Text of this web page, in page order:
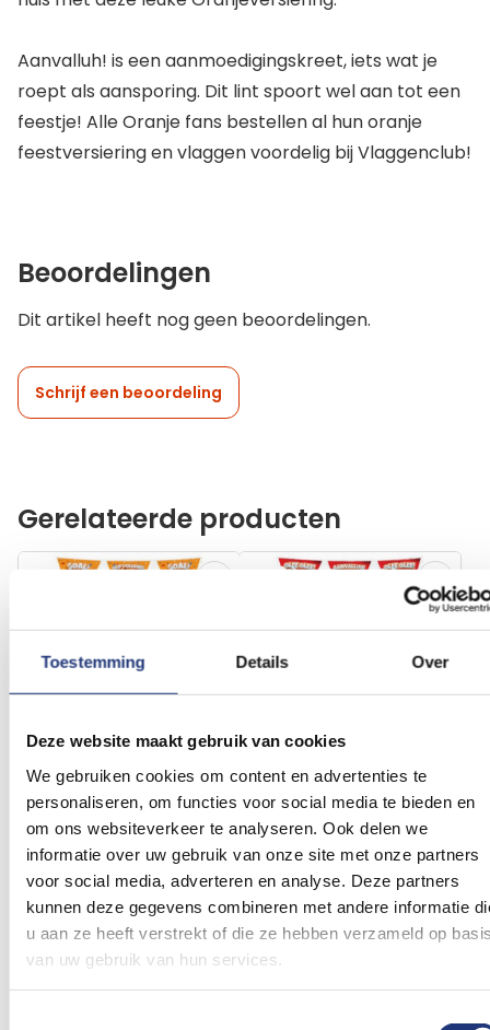
Toestemming Details Over
Deze website maakt gebruik van cookies
We gebruiken cookies om content en advertenties te
personaliseren, om functies voor social media te bieden en
om ons websiteverkeer te analyseren. Ook delen we
informatie over uw gebruik van onze site met onze partners
voor social media, adverteren en analyse. Deze partners
kunnen deze gegevens combineren met andere informatie
u aan ze heeft verstrekt of die ze hebben verzameld op
van uw gebruik van hun services.
Aanvalluh! is een aanmoedigingskreet, iets wat je
roept als aansporing. Dit lint spoort wel aan tot een
feestje! Alle Oranje fans bestellen al hun oranje
feestversiering en vlaggen voordelig bij Vlaggenclub!
Beoordelingen
Dit artikel heeft nog geen beoordelingen.
Schrijf een beoordeling
Gerelateerde producten
Voeg
verlanglijst
Oranje Vlaggenlijn Hup
Holland Loeki de Leeuw
2,27
Excl. BTW
dag verzonden
In winkelmand
Voeg
toe
aan
Vlaggenlijn Holland Loeki
de Leeuw met voetbal
2,36
Excl. BTW
dag verzonden
In winkelmand
Voeg
Voeg